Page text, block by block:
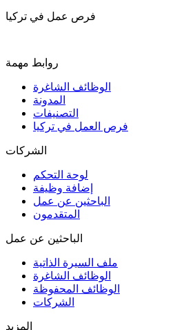
فرص عمل في تركيا
روابط مهمة
الوظائف الشاغرة
المدونة
التصنيفات
فرص العمل في تركيا
الشركات
لوحة التحكم
إضافة وظيفة
الباحثين عن عمل
المتقدمون
الباحثين عن عمل
ملف السيرة الذاتية
الوظائف الشاغرة
الوظائف المحفوظة
الشركات
المزيد